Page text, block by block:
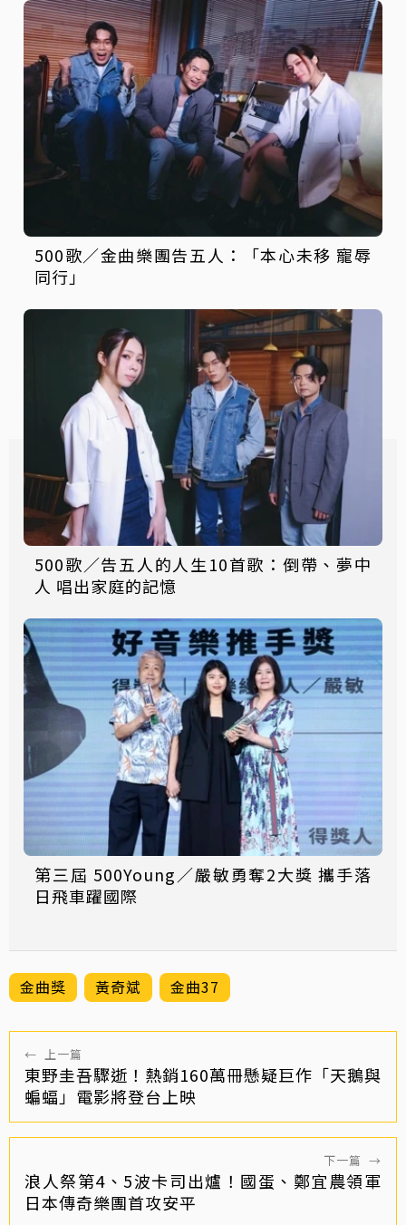
500歌／金曲樂團告五人：「本心未移 寵辱
同行」
500歌／告五人的人生10首歌：倒帶、夢中
人 唱出家庭的記憶
第三屆 500Young／嚴敏勇奪2大獎 攜手落
日飛車躍國際
金曲獎 黃奇斌 金曲37
← 上一篇
東野圭吾驟逝！熱銷160萬冊懸疑巨作「天鵝與
蝙蝠」電影將登台上映
下一篇 →
浪人祭第4、5波卡司出爐！國蛋、鄭宜農領軍
日本傳奇樂團首攻安平